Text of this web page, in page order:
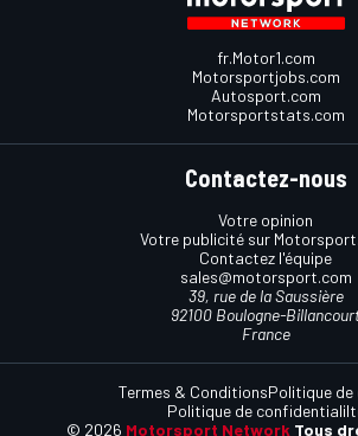
fr.Motor1.com
Motorsportjobs.com
Autosport.com
Motorsportstats.com
Contactez-nous
Votre opinion
Votre publicité sur
Contactez l'équipe
sales@motorsport.com
39, rue de la Saussière
92100 Boulogne-
France
© 2026 Motorsport Network Tous
Termes & ConditionsPolitique de
Politique de